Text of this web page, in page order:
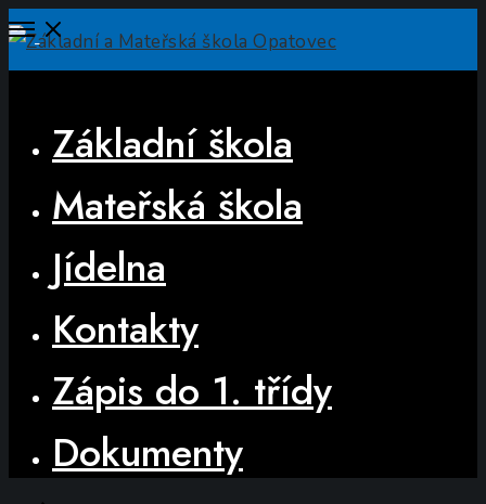
Open
Menu
Základní škola
Mateřská škola
Jídelna
Kontakty
Zápis do 1. třídy
Dokumenty